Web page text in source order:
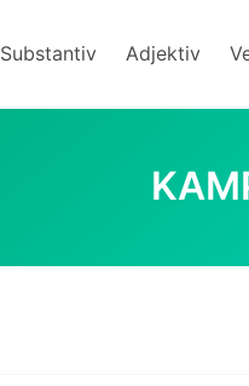
Substantiv Adjektiv